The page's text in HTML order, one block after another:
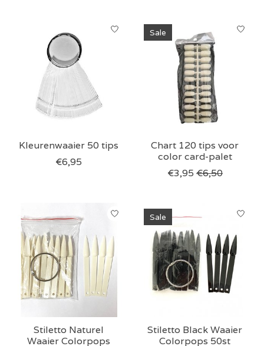
Kleurenwaaier 50 tips
€6,95
Sale
Chart 120 tips voor
color card-palet
€3,95 €6,50
Stiletto Naturel
Waaier Colorpops
Sale
Stiletto Black Waaier
Colorpops 50st